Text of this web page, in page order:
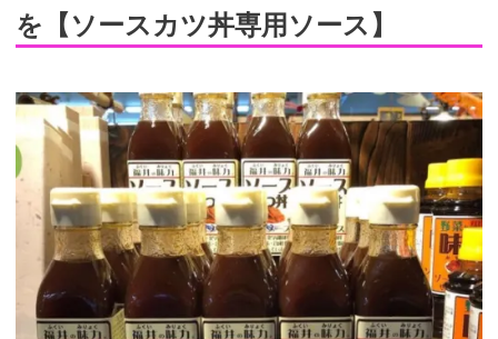
を【ソースカツ丼専用ソース】